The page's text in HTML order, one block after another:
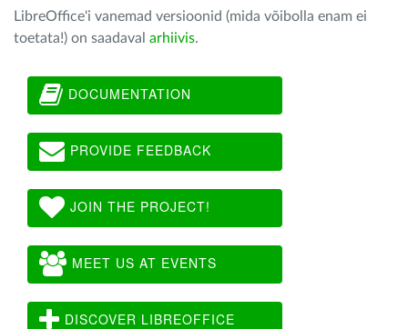
LibreOffice'i vanemad versioonid (mida võibolla enam ei
toetata!) on saadaval arhiivis.
DOCUMENTATION
PROVIDE FEEDBACK
JOIN THE PROJECT!
MEET US AT EVENTS
DISCOVER LIBREOFFICE